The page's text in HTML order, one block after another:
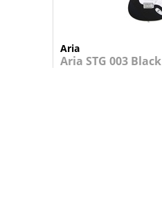
Aria
Aria STG 003 Black